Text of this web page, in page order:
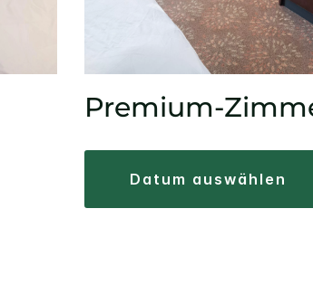
Premium-
datum auswählen